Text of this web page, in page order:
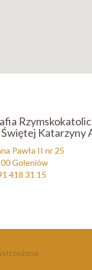
Świętej Katarzyny
Pawła II nr 25
Goleniów
418 31 15